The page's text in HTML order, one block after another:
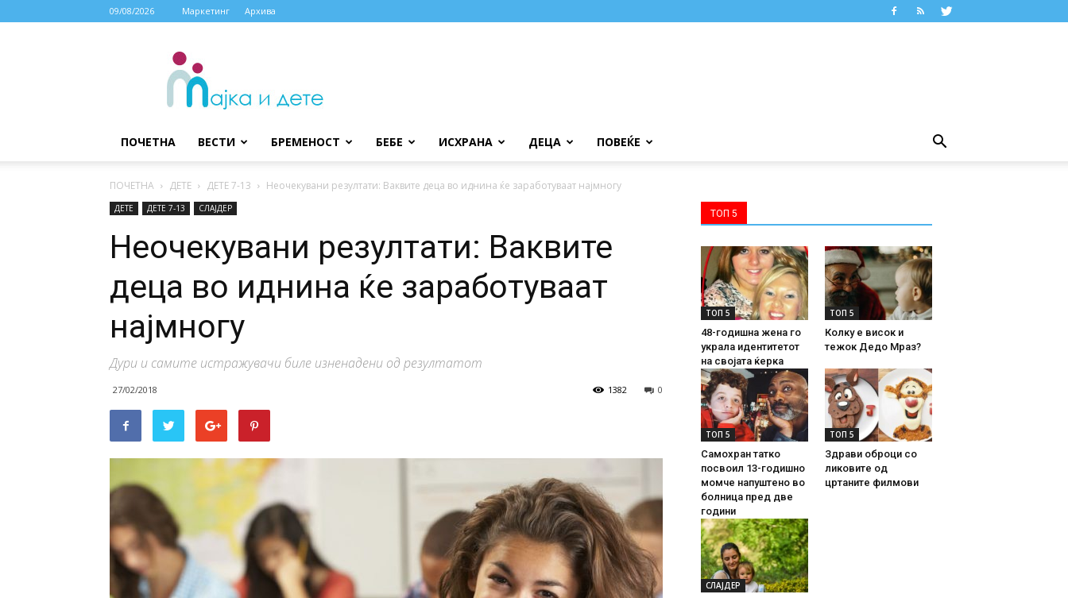
09/08/2026 Маркетинг Архива
МАЈКА
ДЕТЕ
ПОЧЕТНА ВЕСТИ БРЕМЕНОСТ БЕБЕ ИСХРАНА ДЕЦА ПОВЕЌЕ
ПОЧЕТНА ДЕТЕ ДЕTE 7-13 Неочекувани резултати: Ваквите деца во иднина ќе заработуваат најмногу
ДЕТЕ ДЕTE 7-13 СЛАЈДЕР
Неочекувани резултати: Ваквите
деца во иднина ќе заработуваат
најмногу
Дури и самите истражувачи биле изненадени од резултатот
27/02/2018 0
1382
ТОП 5
ТОП 5
48-годишна жена го
украла идентитетот
на својата ќерка
ТОП 5
Колку е висок и
тежок Дедо Мраз?
ТОП 5
Самохран татко
посвоил 13-годишно
момче напуштено во
болница пред две
години
ТОП 5
Здрави оброци со
ликовите од
цртаните филмови
СЛАЈДЕР